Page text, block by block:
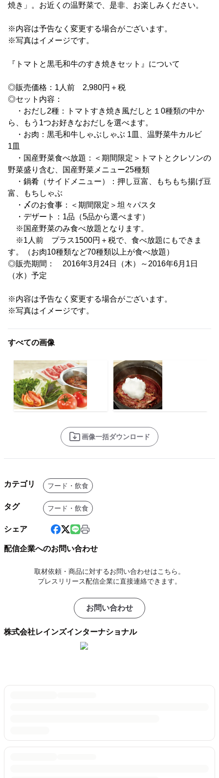
焼き」。お近くの温野菜で、是非、お楽しみください。
※内容は予告なく変更する場合がございます。
※写真はイメージです。
『トマトと黒毛和牛のすき焼きセット』について
◎販売価格：1人前 2,980円＋税
◎セット内容：
・おだし2種：トマトすき焼き風だしと１0種類の中か
ら、もう1つお好きなおだしを選べます。
・お肉：黒毛和牛しゃぶしゃぶ 1皿、温野菜牛カルビ
1皿
・国産野菜食べ放題：＜期間限定＞トマトとクレソンの
野菜盛り含む、国産野菜メニュー25種類
・鍋肴（サイドメニュー）：押し豆富、もちもち揚げ豆
富、もちしゃぶ
・〆のお食事：＜期間限定＞坦々パスタ
・デザート：1品（5品から選べます）
※国産野菜のみ食べ放題となります。
※1人前 プラス1500円＋税で、食べ放題にもできま
す。（お肉10種類など70種類以上が食べ放題）
◎販売期間： 2016年3月24日（木）～2016年6月1日
（水）予定
※内容は予告なく変更する場合がございます。
※写真はイメージです。
すべての画像
画像一括ダウンロード
カテゴリ フード・飲食
タグ フード・飲食
シェア
配信企業へのお問い合わせ
取材依頼・商品に対するお問い合わせはこちら。
プレスリリース配信企業に直接連絡できます。
お問い合わせ
株式会社レインズインターナショナル